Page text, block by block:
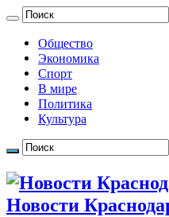
Общество
Экономика
Спорт
В мире
Политика
Культура
Новости